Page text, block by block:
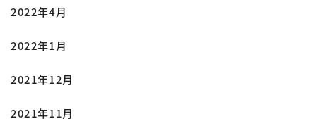
2022年4月
2022年1月
2021年12月
2021年11月